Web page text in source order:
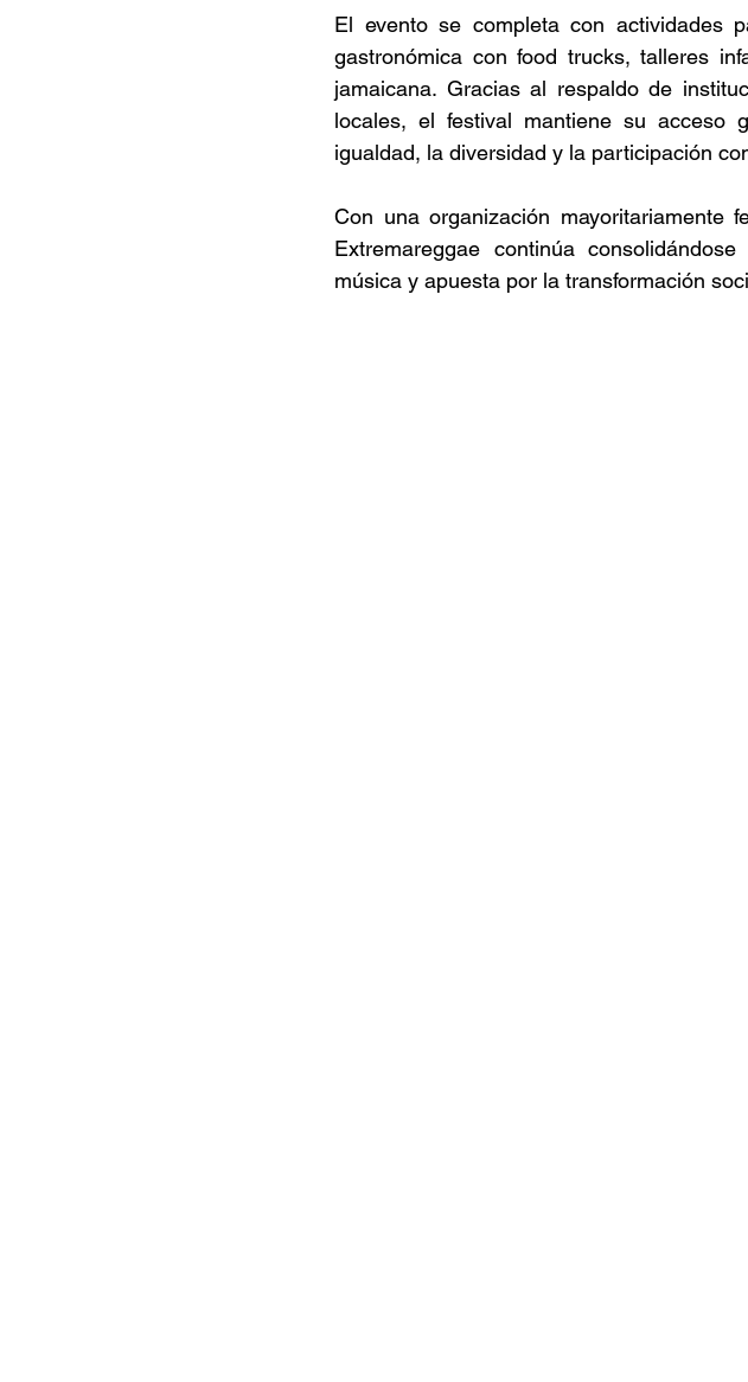
El evento se completa con actividades
gastronómica con food trucks, talleres
jamaicana. Gracias al respaldo de
locales, el festival mantiene su acceso
igualdad, la diversidad y la participación
Con una organización mayoritariamente
Extremareggae continúa
música y apuesta por la transformación